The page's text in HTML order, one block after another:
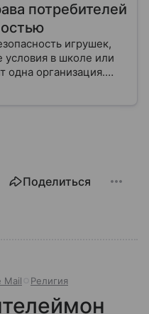
потребителей
игрушек,
условия в школе или
одна организация.
служба, которая
жителя России.
Поделиться
Mail Религия